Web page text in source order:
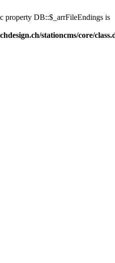
property DB::$_arrFileEndings is
stationcms/core/